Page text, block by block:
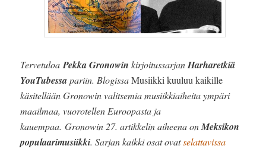
TervetuloaPekka Gronowin kirjoitussarjanHarharetkiä
YouTubessapariin. BlogissaMusiikki kuuluu kaikille
käsitellään Gronowin valitsemia musiikkiaiheita ympäri
maailmaa, vuorotellen Euroopasta ja
kauempaa. Gronowin 27. artikkelin aiheena onMeksikon
populaarimusiikki. Sarjan kaikki osat ovatselattavissa